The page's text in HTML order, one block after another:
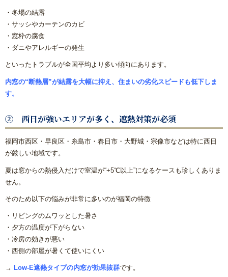
・冬場の結露
・サッシやカーテンのカビ
・窓枠の腐食
・ダニやアレルギーの発生
といったトラブルが全国平均より多い傾向にあります。
内窓の“断熱層”が結露を大幅に抑え、住まいの劣化スピードも低下しま
す。
② 西日が強いエリアが多く、遮熱対策が必須
福岡市西区・早良区・糸島市・春日市・大野城・宗像市などは特に西日
が厳しい地域です。
夏は窓からの熱侵入だけで室温が“+5℃以上”になるケースも珍しくありま
せん。
そのため以下の悩みが非常に多いのが福岡の特徴
・リビングのムワッとした暑さ
・夕方の温度が下がらない
・冷房の効きが悪い
・西側の部屋が暑くて使いにくい
→ Low-E遮熱タイプの内窓が効果抜群です。